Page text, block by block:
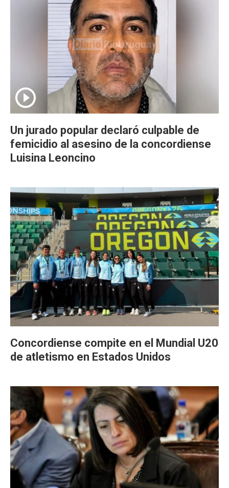
Un jurado popular declaró culpable de
femicidio al asesino de la concordiense
Luisina Leoncino
Concordiense compite en el Mundial U20
de atletismo en Estados Unidos